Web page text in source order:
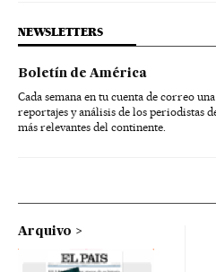
NEWSLETTERS
Boletín de América
Cada semana en tu cuenta de correo
reportajes y análisis de los periodistas
más relevantes del continente.
Arquivo